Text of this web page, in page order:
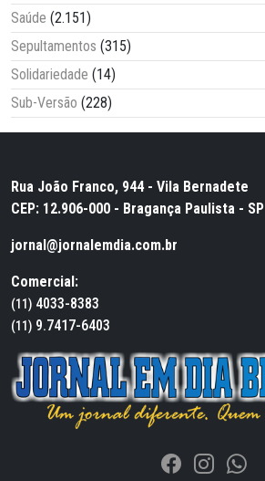
Saúde (2.151)
Sepultamentos (315)
Solidariedade (14)
Sub-Versão (228)
Rua João Franco, 944 - Vila Bernadete
CEP: 12.906-000 - Bragança Paulista - SP
jornal@jornalemdia.com.br
Comercial:
(11) 4033-8383
(11) 9.7417-6403